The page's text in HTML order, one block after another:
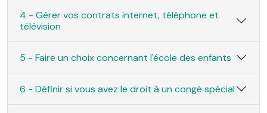
4 - Gérer vos contrats internet, téléphone et
télévision
5 - Faire un choix concernant l'école des enfants
6 - Définir si vous avez le droit à un congé spécial